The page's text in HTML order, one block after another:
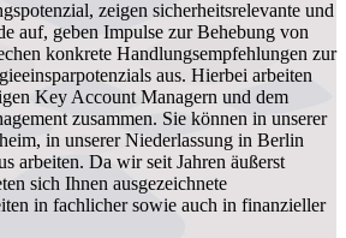
zeigen sicherheitsrelevante und
auf, geben Impulse zur Behebung von
konkrete Handlungsempfehlungen zur
aus. Hierbei arbeiten
Key Account Managern und dem
zusammen. Sie können in unserer
in unserer Niederlassung in Berlin
arbeiten. Da wir seit Jahren äußerst
sich Ihnen ausgezeichnete
in fachlicher sowie auch in finanzieller